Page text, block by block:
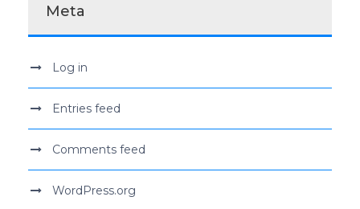
Meta
Log in
Entries feed
Comments feed
WordPress.org